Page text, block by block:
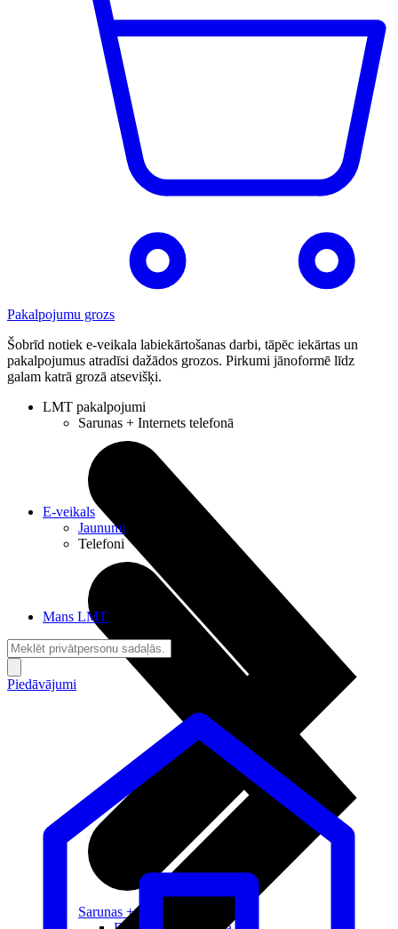
Pakalpojumu grozs
Šobrīd notiek e-veikala labiekārtošanas darbi, tāpēc iekārtas un
pakalpojumus atradīsi dažādos grozos. Pirkumi jānoformē līdz
galam katrā grozā atsevišķi.
LMT pakalpojumi
Sarunas + Internets telefonā
Sarunas + Internets
E-veikals
Jaunumi
Telefoni
Mans LMT
Piedāvājumi